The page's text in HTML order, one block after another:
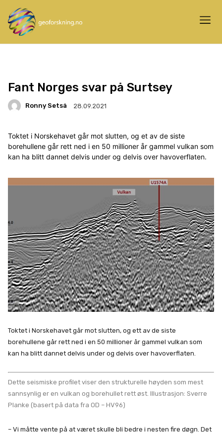
Fant Norges svar på Surtsey
Ronny Setså 28.09.2021
Toktet i Norskehavet går mot slutten, og et av de siste
borehullene går rett ned i en 50 millioner år gammel vulkan som
kan ha blitt dannet delvis under og delvis over havoverflaten.
Toktet i Norskehavet går mot slutten, og ett av de siste
borehullene går rett ned i en 50 millioner år gammel vulkan som
kan ha blitt dannet delvis under og delvis over havoverflaten.
Dette seismiske profilet viser den strukturelle høyden som mest
sannsynlig er en vulkan og borehullet rett øst. Illustrasjon: Sverre
Planke (basert på data fra OD – HV96)
– Vi måtte vente på at været skulle bli bedre i nesten fire døgn. Det